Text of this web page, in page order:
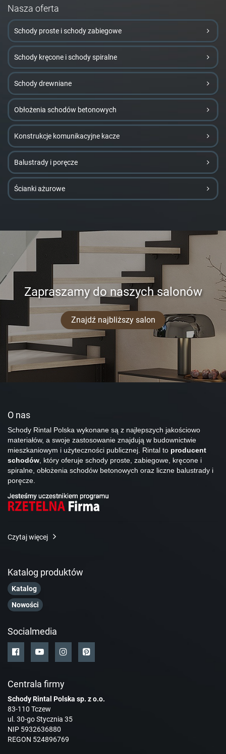
Nasza oferta
Schody proste i schody zabiegowe
Schody kręcone i schody spiralne
Schody drewniane
Obłożenia schodów betonowych
Konstrukcje komunikacyjne kacze
Balustrady i poręcze
Ścianki ażurowe
Zapraszamy do naszych salonów
Znajdź najbliższy salon
O nas
Schody Rintal Polska wykonane są z najlepszych jakościowo
materiałów, a swoje zastosowanie znajdują w budownictwie
mieszkaniowym i użyteczności publicznej. Rintal to producent
schodów, który oferuje schody proste, zabiegowe, kręcone i
spiralne, obłożenia schodów betonowych oraz liczne balustrady i
poręcze.
Czytaj więcej
Katalog produktów
Katalog
Nowości
Socialmedia
Centrala firmy
Schody Rintal Polska sp. z o.o.
83-110 Tczew
ul. 30-go Stycznia 35
NIP 5932636880
REGON 524896769